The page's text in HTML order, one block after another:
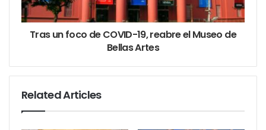
Tras un foco de COVID-19, reabre el Museo de
Bellas Artes
Related Articles